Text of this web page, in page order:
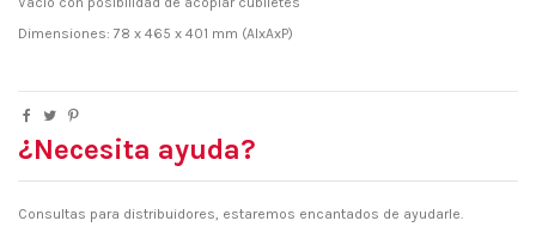
Dimensiones: 78 x 465 x 401 mm (AlxAxP)
¿Necesita ayuda?
Consultas para distribuidores, estaremos encantados de ayudarle.